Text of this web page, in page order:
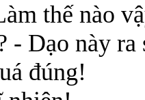
thế nào
- Dạo này ra
đúng!